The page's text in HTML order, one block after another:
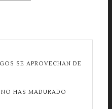
SE APROVECHAN DE
HAS MADURADO